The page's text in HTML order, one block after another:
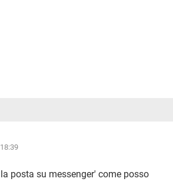
posta su messenger' come posso